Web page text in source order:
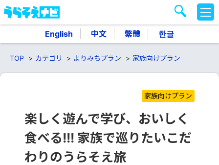
English 中文 繁體 한글
M
E
TOP カテゴリ よりみちプラン 家族向けプラン
家族向けプラン
楽しく遊んで学び、おいしく
食べる!!! 家族で巡りたいこだ
わりのうらそえ旅